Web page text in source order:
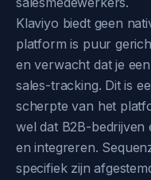
Klaviyo biedt geen
platform is puur
en verwacht dat je
sales-tracking. Dit is
scherpte van het
wel dat B2B-
en integreren.
specifiek zijn